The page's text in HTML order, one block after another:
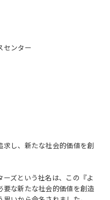
センター
求し、新たな社会的価値を創
ズという社名は、この『よ
要な新たな社会的価値を創造